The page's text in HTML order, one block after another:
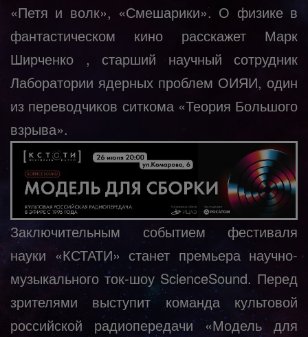
«Петя и волк», «Смешарики». О физике в
фантастическом кино расскажет Марк
Ширченко , старший научный сотрудник
Лаборатории ядерных проблем ОИЯИ, один
из переводчиков ситкома «Теория Большого
взрыва».
Заключительным событием фестиваля
науки «КСТАТИ» станет премьера научно-
музыкального ток-шоу ScienceSound. Перед
зрителями выступит команда культовой
российской радиопередачи «Модель для